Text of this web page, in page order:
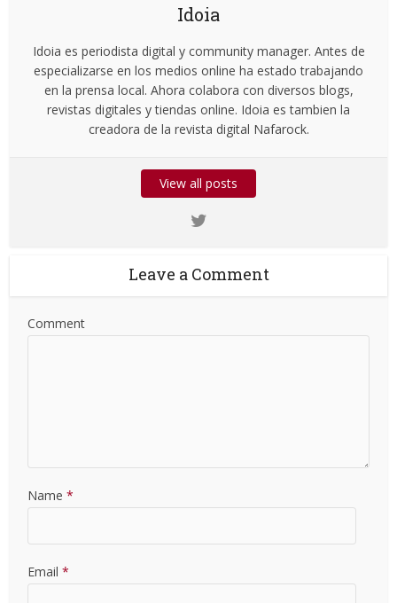
Idoia
Idoia es periodista digital y community manager. Antes de
especializarse en los medios online ha estado trabajando
en la prensa local. Ahora colabora con diversos blogs,
revistas digitales y tiendas online. Idoia es tambien la
creadora de la revista digital Nafarock.
View all posts
Leave a Comment
Comment
Name *
Email *